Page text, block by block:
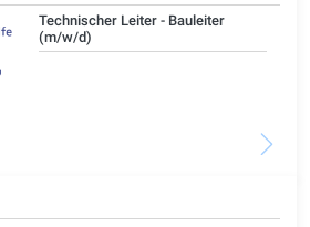
Technischer Leiter - Bauleiter
(m/w/d)